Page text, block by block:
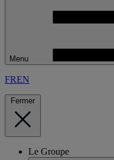
Menu
FREN
Fermer
Le Groupe